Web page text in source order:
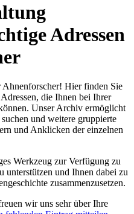
Adressen
Hier finden Sie
die Ihnen bei Ihrer
Unser Archiv ermöglicht
und weitere gruppierte
und Anklicken der einzelnen
Werkzeug zur Verfügung zu
unterstützen und Ihnen dabei zu
zusammenzusetzen.
wir uns sehr über Ihre